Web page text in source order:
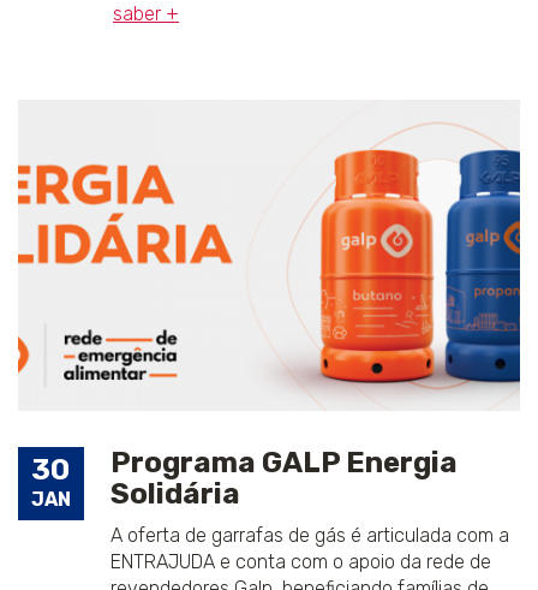
saber +
30
JAN
Programa GALP Energia
Solidária
A oferta de garrafas de gás é articulada com a
ENTRAJUDA e conta com o apoio da rede de